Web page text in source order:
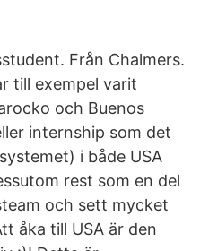
Från Chalmers.
till exempel varit
och Buenos
internship som det
i både USA
rest som en del
och sett mycket
åka till USA är den